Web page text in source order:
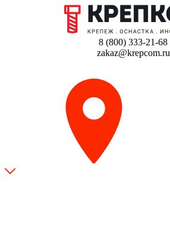
8 (800) 333-21-68
zakaz@krepcom.ru